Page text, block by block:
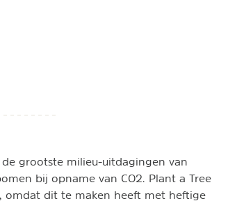
grootste milieu-uitdagingen van
bij opname van CO2. Plant a Tree
omdat dit te maken heeft met heftige